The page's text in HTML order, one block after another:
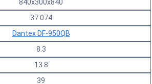
840х300х840
37 074
Dantex DF-950QB
8.3
13.8
39